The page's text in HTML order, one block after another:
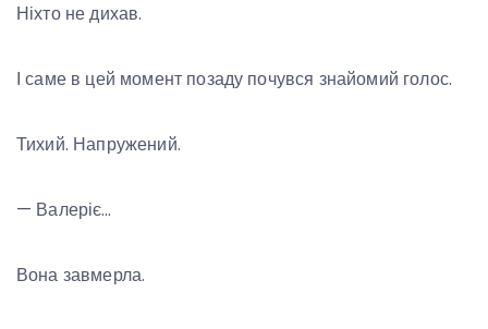
Ніхто не дихав.
І саме в цей момент позаду почувся знайомий голос.
Тихий. Напружений.
— Валеріє…
Вона завмерла.